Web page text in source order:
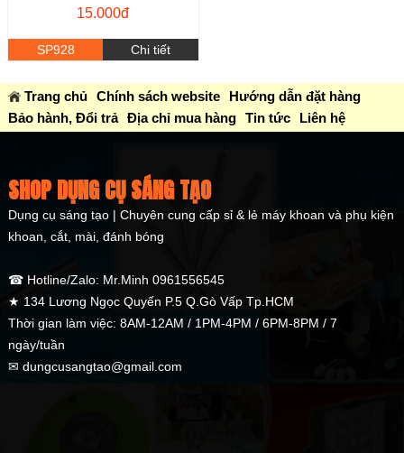
15.000đ
SP928 Chi tiết
Trang chủ Chính sách website
Hướng dẫn đặt hàng
Bảo hành, Đổi trả Địa chỉ mua hàng Tin tức Liên hệ
SHOP DỤNG CỤ SÁNG TẠO
Dụng cụ sáng tạo | Chuyên cung cấp sỉ & lẻ máy khoan và phụ kiện
khoan, cắt, mài, đánh bóng
☎ Hotline/Zalo: Mr.Minh 0961556545
★ 134 Lương Ngọc Quyến P.5 Q.Gò Vấp Tp.HCM
Thời gian làm việc: 8AM-12AM / 1PM-4PM / 6PM-8PM / 7
ngày/tuần
✉ dungcusangtao@gmail.com